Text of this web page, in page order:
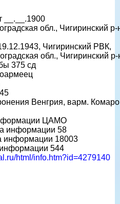
__.__.1900
обл., Чигиринский р-
Чигиринский РВК,
обл., Чигиринский р-
375 сд
Венгрия, варм.
ЦАМО
информации 58
информации 18003
544
html/info.htm?id=4279140